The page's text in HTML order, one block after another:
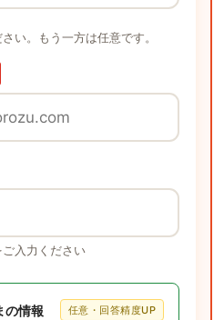
い。もう一方は任意です。
入力ください
の情報 任意・回答精度UP